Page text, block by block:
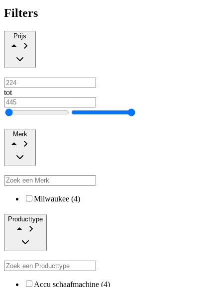
Filters
Prijs
tot
Merk
Milwaukee (4)
Producttype
Accu schaafmachine (4)